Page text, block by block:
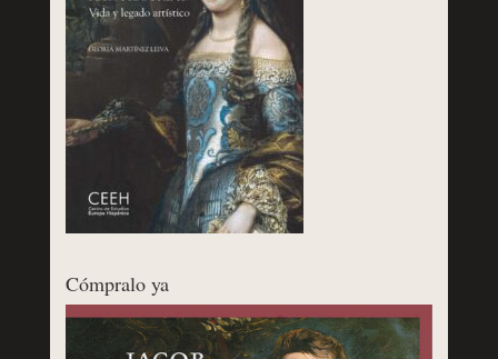
Cómpralo ya